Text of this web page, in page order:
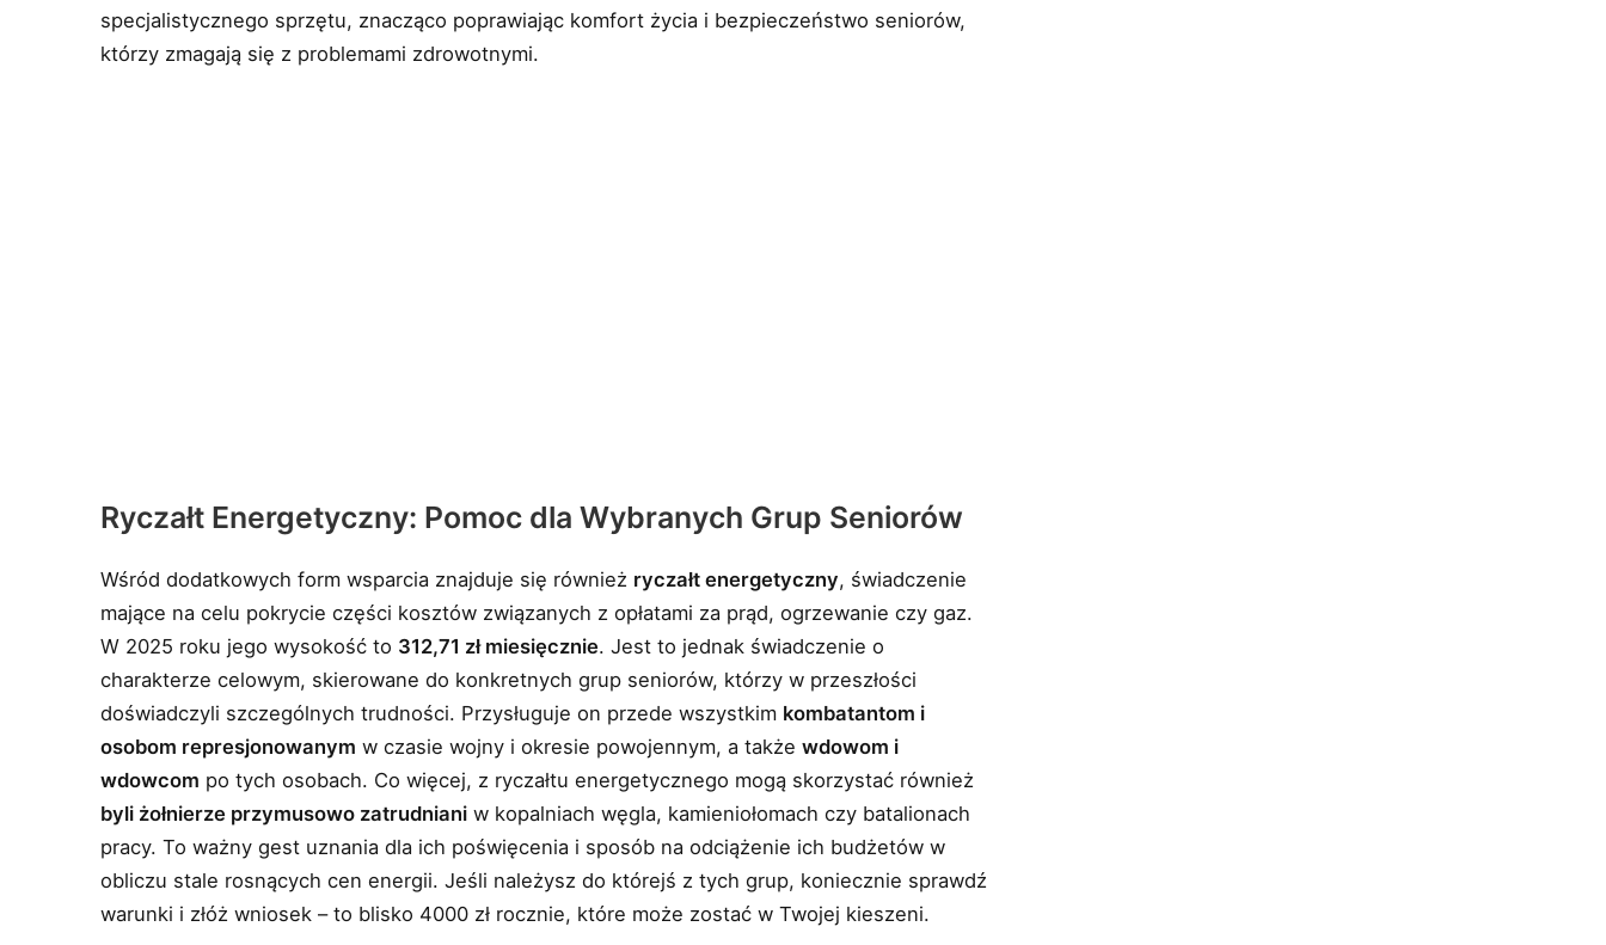
specjalistycznego sprzętu, znacząco poprawiając komfort życia i bezpieczeństwo seniorów,
którzy zmagają się z problemami zdrowotnymi.
Ryczałt Energetyczny: Pomoc dla Wybranych Grup Seniorów
Wśród dodatkowych form wsparcia znajduje się również ryczałt energetyczny, świadczenie
mające na celu pokrycie części kosztów związanych z opłatami za prąd, ogrzewanie czy gaz.
W 2025 roku jego wysokość to 312,71 zł miesięcznie. Jest to jednak świadczenie o
charakterze celowym, skierowane do konkretnych grup seniorów, którzy w przeszłości
doświadczyli szczególnych trudności. Przysługuje on przede wszystkim kombatantom i
osobom represjonowanym w czasie wojny i okresie powojennym, a takżewdowom i
wdowcom po tych osobach. Co więcej, z ryczałtu energetycznego mogą skorzystać również
byli żołnierze przymusowo zatrudniani w kopalniach węgla, kamieniołomach czy batalionach
pracy. To ważny gest uznania dla ich poświęcenia i sposób na odciążenie ich budżetów w
obliczu stale rosnących cen energii. Jeśli należysz do którejś z tych grup, koniecznie sprawdź
warunki i złóż wniosek – to blisko 4000 zł rocznie, które może zostać w Twojej kieszeni.